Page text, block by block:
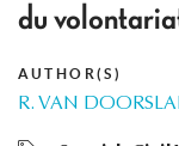
du
AUTHOR(S)
R. VAN